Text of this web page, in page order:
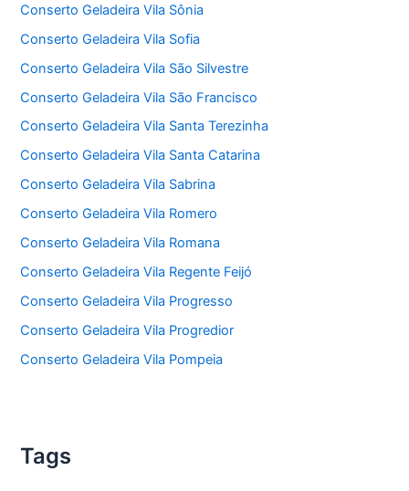
Conserto Geladeira Vila Sônia
Conserto Geladeira Vila Sofia
Conserto Geladeira Vila São Silvestre
Conserto Geladeira Vila São Francisco
Conserto Geladeira Vila Santa Terezinha
Conserto Geladeira Vila Santa Catarina
Conserto Geladeira Vila Sabrina
Conserto Geladeira Vila Romero
Conserto Geladeira Vila Romana
Conserto Geladeira Vila Regente Feijó
Conserto Geladeira Vila Progresso
Conserto Geladeira Vila Progredior
Conserto Geladeira Vila Pompeia
Tags